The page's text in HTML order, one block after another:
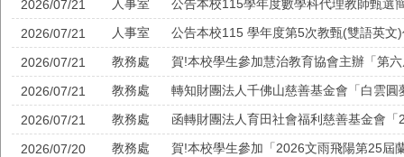
2026/07/21 人事室 公告本校115學年度數學科代理教師甄選
2026/07/21 人事室 公告本校115 學年度第5次教甄(雙語英文
2026/07/21 教務處 賀!本校學生參加慧治教育協會主辦「第
2026/07/21 教務處 轉知財團法人千佛山慈善基金會「白雲圓
2026/07/21 教務處
2026/07/20 教務處 賀!本校學生參加「2026文雨飛陽第25屆